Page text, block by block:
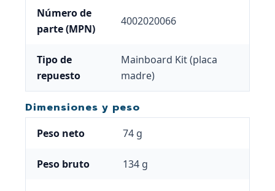
Número de
parte (MPN)
4002020066
Tipo de
repuesto
Mainboard Kit (placa
madre)
Dimensiones y peso
Peso neto 74 g
Peso bruto 134 g